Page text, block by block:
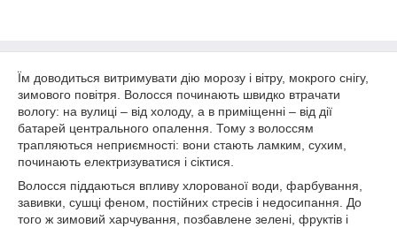
Їм доводиться витримувати дію морозу і вітру, мокрого снігу,
зимового повітря. Волосся починають швидко втрачати
вологу: на вулиці – від холоду, а в приміщенні – від дії
батарей центрального опалення. Тому з волоссям
трапляються неприємності: вони стають ламким, сухим,
починають електризуватися і сіктися.
Волосся піддаються впливу хлорованої води, фарбування,
завивки, сушці феном, постійних стресів і недосипання. До
того ж зимовий харчування, позбавлене зелені, фруктів і